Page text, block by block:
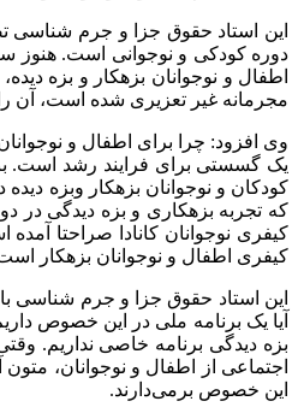
این استاد حقوق جزا و جرم شناسی
دوره کودکی و نوجوانی است. هنوز
مجرمانه غیر تعزیری شده است، آن
وی افزود: چرا برای اطفال و
یک گسستی برای فرایند رشد است.
کودکان و نوجوانان بزهکار وبزه
کیفری اطفال و نوجوانان بزهکار است. همچنین
این استاد حقوق جزا و جرم شناسی
آیا یک برنامه ملی در این خصوص
بزه دیدگی برنامه‌ خاصی نداریم.
اجتماعی از اطفال و نوجوانان،
این خصوص برمی‌دارند.